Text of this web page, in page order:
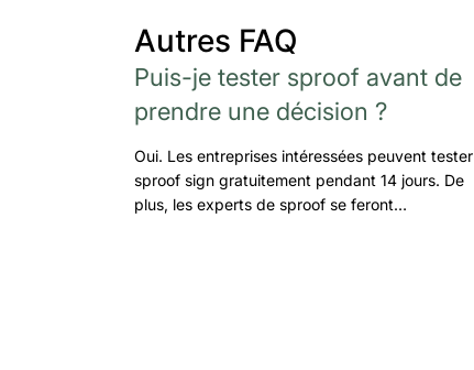
Autres FAQ
Puis-je tester sproof avant de
prendre une décision ?
Oui. Les entreprises intéressées peuvent tester
sproof sign gratuitement pendant 14 jours. De
plus, les experts de sproof se feront…